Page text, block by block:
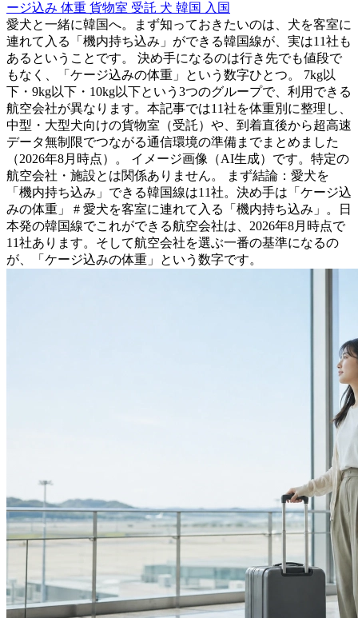
ージ込み 体重 貨物室 受託 犬 韓国 入国
愛犬と一緒に韓国へ。まず知っておきたいのは、犬を客室に
連れて入る「機内持ち込み」ができる韓国線が、実は11社も
あるということです。 決め手になるのは行き先でも値段で
もなく、「ケージ込みの体重」という数字ひとつ。 7kg以
下・9kg以下・10kg以下という3つのグループで、利用できる
航空会社が異なります。本記事では11社を体重別に整理し、
中型・大型犬向けの貨物室（受託）や、到着直後から超高速
データ無制限でつながる通信環境の準備までまとめました
（2026年8月時点）。 イメージ画像（AI生成）です。特定の
航空会社・施設とは関係ありません。 まず結論：愛犬を
「機内持ち込み」できる韓国線は11社。決め手は「ケージ込
みの体重」 # 愛犬を客室に連れて入る「機内持ち込み」。日
本発の韓国線でこれができる航空会社は、2026年8月時点で
11社あります。そして航空会社を選ぶ一番の基準になるの
が、「ケージ込みの体重」という数字です。